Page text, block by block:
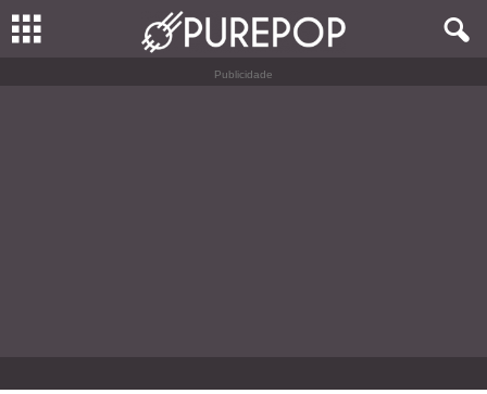
Publicidade